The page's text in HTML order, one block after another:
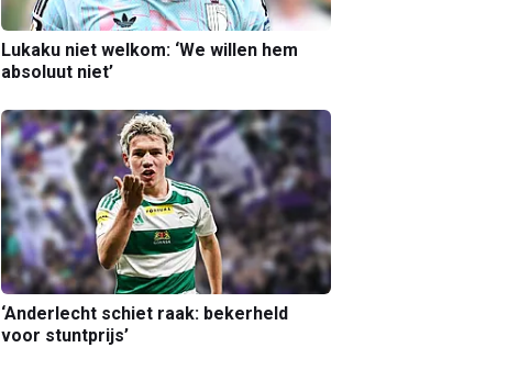
Lukaku niet welkom: ‘We willen hem
absoluut niet’
‘Anderlecht schiet raak: bekerheld
voor stuntprijs’